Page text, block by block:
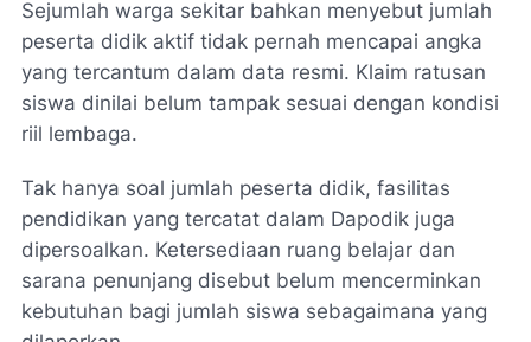
Sejumlah warga sekitar bahkan menyebut jumlah
peserta didik aktif tidak pernah mencapai angka
yang tercantum dalam data resmi. Klaim ratusan
siswa dinilai belum tampak sesuai dengan kondisi
riil lembaga.
Tak hanya soal jumlah peserta didik, fasilitas
pendidikan yang tercatat dalam Dapodik juga
dipersoalkan. Ketersediaan ruang belajar dan
sarana penunjang disebut belum mencerminkan
kebutuhan bagi jumlah siswa sebagaimana yang